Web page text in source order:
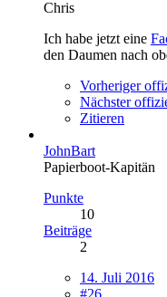
Chris
Ich habe jetzt eine
den Daumen nach
Vorheriger
Nächster
Zitieren
JohnBart
Papierboot-Kapitän
Punkte
10
Beiträge
2
14. Juli 2016
#26